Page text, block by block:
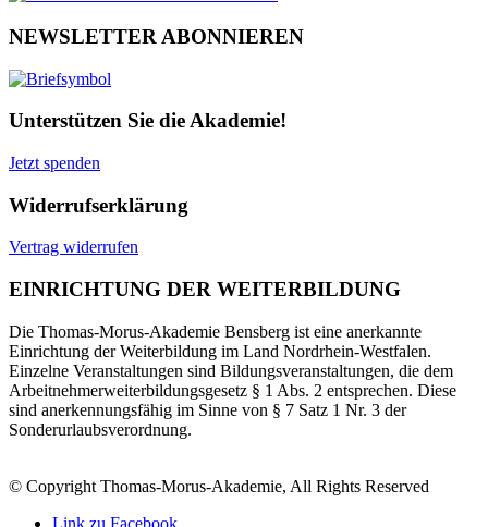
NEWSLETTER ABONNIEREN
Unterstützen Sie die Akademie!
Jetzt spenden
Widerrufserklärung
Vertrag widerrufen
EINRICHTUNG DER WEITERBILDUNG
Die Thomas-Morus-Akademie Bensberg ist eine anerkannte
Einrichtung der Weiterbildung im Land Nordrhein-Westfalen.
Einzelne Veranstaltungen sind Bildungsveranstaltungen, die dem
Arbeitnehmerweiterbildungsgesetz § 1 Abs. 2 entsprechen. Diese
sind anerkennungsfähig im Sinne von § 7 Satz 1 Nr. 3 der
Sonderurlaubsverordnung.
© Copyright Thomas-Morus-Akademie, All Rights Reserved
Link zu Facebook